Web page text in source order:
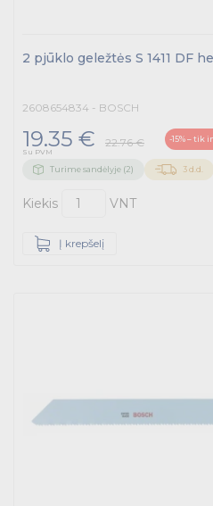
2 pjūklo geležtės S 1411 DF
2608654834 - BOSCH
19.35 € 22.76 € -15% – tik
Su PVM
Turime sandėlyje (2) 3 d.d.
Kiekis VNT
Į krepšelį